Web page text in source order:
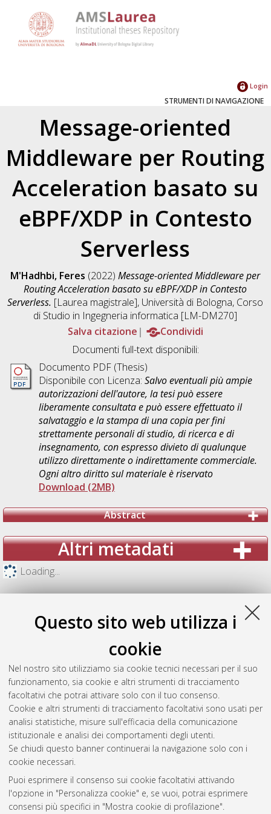
Questo sito web utilizza i
cookie
Nel nostro sito utilizziamo sia cookie tecnici necessari per il suo
funzionamento, sia cookie e altri strumenti di tracciamento
facoltativi che potrai attivare solo con il tuo consenso.
Cookie e altri strumenti di tracciamento facoltativi sono usati per
analisi statistiche, misure sull'efficacia della comunicazione
istituzionale e analisi dei comportamenti degli utenti.
Se chiudi questo banner continuerai la navigazione solo con i
cookie necessari.
Puoi esprimere il consenso sui cookie facoltativi attivando
l'opzione in "Personalizza cookie" e, se vuoi, potrai esprimere
consensi più specifici in "Mostra cookie di profilazione".
Login
STRUMENTI DI NAVIGAZIONE
Message-oriented
Middleware per Routing
Acceleration basato su
eBPF/XDP in Contesto
Serverless
M'Hadhbi, Feres (2022)Message-oriented Middleware per
Routing Acceleration basato su eBPF/XDP in Contesto
Serverless. [Laurea magistrale], Università di Bologna, Corso
di Studio in Ingegneria informatica [LM-DM270]
Salva citazione
Condividi
Documenti full-text disponibili:
Documento PDF (Thesis)
Disponibile con Licenza: Salvo eventuali più ampie
autorizzazioni dell'autore, la tesi può essere
liberamente consultata e può essere effettuato il
salvataggio e la stampa di una copia per fini
strettamente personali di studio, di ricerca e di
insegnamento, con espresso divieto di qualunque
utilizzo direttamente o indirettamente commerciale.
Ogni altro diritto sul materiale è riservato
Download (2MB)
Abstract
Altri metadati
Loading...
Gestione del documento:
Atom
Rss 1.0